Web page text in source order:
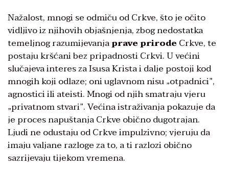
Nažalost, mnogi se odmiču od Crkve, što je očito
vidljivo iz njihovih objašnjenja, zbog nedostatka
temeljnog razumijevanjaprave prirode Crkve, te
postaju kršćani bez pripadnosti Crkvi. U većini
slučajeva interes za Isusa Krista i dalje postoji kod
mnogih koji odlaze; oni uglavnom nisu „otpadnici”,
agnostici ili ateisti. Mnogi od njih smatraju vjeru
„privatnom stvari”. Većina istraživanja pokazuje da
je proces napuštanja Crkve obično dugotrajan.
Ljudi ne odustaju od Crkve impulzivno; vjeruju da
imaju valjane razloge za to, a ti razlozi obično
sazrijevaju tijekom vremena.